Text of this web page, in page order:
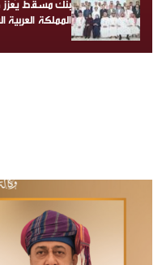
بنك مسقط يُعزز
المملكة العربية